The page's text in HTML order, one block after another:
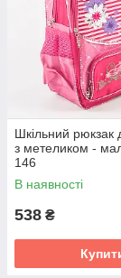
Шкільний рюкзак
з метеликом -
146
В наявності
538 ₴